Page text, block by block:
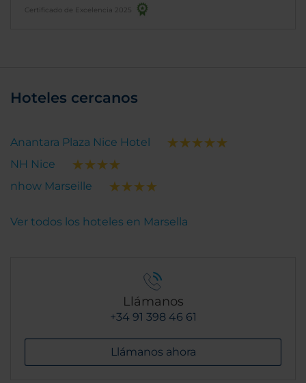
Certificado de Excelencia 2025
Hoteles cercanos
Anantara Plaza Nice Hotel
NH Nice
nhow Marseille
Ver todos los hoteles en Marsella
Llámanos
+34 91 398 46 61
Llámanos ahora